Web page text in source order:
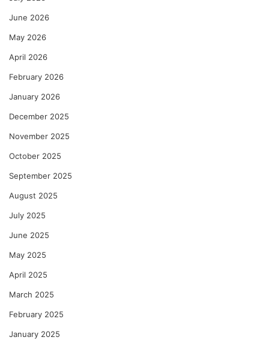
June 2026
May 2026
April 2026
February 2026
January 2026
December 2025
November 2025
October 2025
September 2025
August 2025
July 2025
June 2025
May 2025
April 2025
March 2025
February 2025
January 2025